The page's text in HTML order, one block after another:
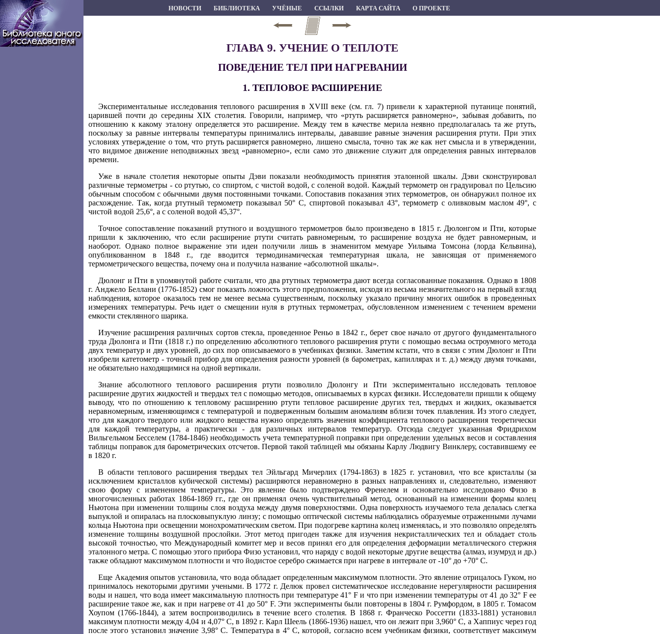
НОВОСТИ БИБЛИОТЕКА УЧЁНЫЕ ССЫЛКИ КАРТА САЙТА О ПРОЕКТЕ
ГЛАВА 9. УЧЕНИЕ О ТЕПЛОТЕ
ПОВЕДЕНИЕ ТЕЛ ПРИ НАГРЕВАНИИ
1. ТЕПЛОВОЕ РАСШИРЕНИЕ
Экспериментальные исследования теплового расширения в XVIII веке (см. гл. 7) привели к характерной путанице понятий,
царившей почти до середины XIX столетия. Говорили, например, что «ртуть расширяется равномерно», забывая добавить, по
отношению к какому эталону определяется это расширение. Между тем в качестве мерила неявно предполагалась та же ртуть,
поскольку за равные интервалы температуры принимались интервалы, дававшие равные значения расширения ртути. При этих
условиях утверждение о том, что ртуть расширяется равномерно, лишено смысла, точно так же как нет смысла и в утверждении,
что видимое движение неподвижных звезд «равномерно», если само это движение служит для определения равных интервалов
времени.
Уже в начале столетия некоторые опыты Дэви показали необходимость принятия эталонной шкалы. Дэви сконструировал
различные термометры - со ртутью, со спиртом, с чистой водой, с соленой водой. Каждый термометр он градуировал по Цельсию
обычным способом с обычными двумя постоянными точками. Сопоставив показания этих термометров, он обнаружил полное их
расхождение. Так, когда ртутный термометр показывал 50° С, спиртовой показывал 43°, термометр с оливковым маслом 49°, с
чистой водой 25,6°, а с соленой водой 45,37°.
Точное сопоставление показаний ртутного и воздушного термометров было произведено в 1815 г. Дюлонгом и Пти, которые
пришли к заключению, что если расширение ртути считать равномерным, то расширение воздуха не будет равномерным, и
наоборот. Однако полное выражение эти идеи получили лишь в знаменитом мемуаре Уильяма Томсона (лорда Кельвина),
опубликованном в 1848 г., где вводится термодинамическая температурная шкала, не зависящая от применяемого
термометрического вещества, почему она и получила название «абсолютной шкалы».
Дюлонг и Пти в упомянутой работе считали, что два ртутных термометра дают всегда согласованные показания. Однако в 1808
г. Анджело Беллани (1776-1852) смог показать ложность этого предположения, исходя из весьма незначительного на первый взгляд
наблюдения, которое оказалось тем не менее весьма существенным, поскольку указало причину многих ошибок в проведенных
измерениях температуры. Речь идет о смещении нуля в ртутных термометрах, обусловленном изменением с течением времени
емкости стеклянного шарика.
Изучение расширения различных сортов стекла, проведенное Реньо в 1842 г., берет свое начало от другого фундаментального
труда Дюлонга и Пти (1818 г.) по определению абсолютного теплового расширения ртути с помощью весьма остроумного метода
двух температур и двух уровней, до сих пор описываемого в учебниках физики. Заметим кстати, что в связи с этим Дюлонг и Пти
изобрели катетометр - точный прибор для определения разности уровней (в барометрах, капиллярах и т. д.) между двумя точками,
не обязательно находящимися на одной вертикали.
Знание абсолютного теплового расширения ртути позволило Дюлонгу и Пти экспериментально исследовать тепловое
расширение других жидкостей и твердых тел с помощью методов, описываемых в курсах физики. Исследователи пришли к общему
выводу, что по отношению к тепловому расширению ртути тепловое расширение других тел, твердых и жидких, оказывается
неравномерным, изменяющимся с температурой и подверженным большим аномалиям вблизи точек плавления. Из этого следует,
что для каждого твердого или жидкого вещества нужно определять значения коэффициента теплового расширения теоретически
для каждой температуры, а практически - для различных интервалов температур. Отсюда следует указанная Фридрихом
Вильгельмом Бесселем (1784-1846) необходимость учета температурной поправки при определении удельных весов и составления
таблицы поправок для барометрических отсчетов. Первой такой таблицей мы обязаны Карлу Людвигу Винклеру, составившему ее
в 1820 г.
В области теплового расширения твердых тел Эйльгард Мичерлих (1794-1863) в 1825 г. установил, что все кристаллы (за
исключением кристаллов кубической системы) расширяются неравномерно в разных направлениях и, следовательно, изменяют
свою форму с изменением температуры. Это явление было подтверждено Френелем и основательно исследовано Физо в
многочисленных работах 1864-1869 гг., где он применял очень чувствительный метод, основанный на изменении формы колец
Ньютона при изменении толщины слоя воздуха между двумя поверхностями. Одна поверхность изучаемого тела делалась слегка
выпуклой и опиралась на плосковыпуклую линзу; с помощью оптической системы наблюдались образуемые отраженными лучами
кольца Ньютона при освещении монохроматическим светом. При подогреве картина колец изменялась, и это позволяло определять
изменение толщины воздушной прослойки. Этот метод пригоден также для изучения некристаллических тел и обладает столь
высокой точностью, что Международный комитет мер и весов принял его для определения деформации металлического стержня
эталонного метра. С помощью этого прибора Физо установил, что наряду с водой некоторые другие вещества (алмаз, изумруд и др.)
также обладают максимумом плотности и что йодистое серебро сжимается при нагреве в интервале от -10° до +70° С.
Еще Академия опытов установила, что вода обладает определенным максимумом плотности. Это явление отрицалось Гуком, но
принималось некоторыми другими учеными. В 1772 г. Делюк провел систематическое исследование нерегулярности расширения
воды и нашел, что вода имеет максимальную плотность при температуре 41° F и что при изменении температуры от 41 до 32° F ее
расширение такое же, как и при нагреве от 41 до 50° F. Эти эксперименты были повторены в 1804 г. Румфордом, в 1805 г. Томасом
Хоупом (1766-1844), а затем воспроизводились в течение всего столетия. В 1868 г. Франческо Россетти (1833-1881) установил
максимум плотности между 4,04 и 4,07° С, в 1892 г. Карл Шеель (1866-1936) нашел, что он лежит при 3,960° С, а Хаппиус через год
после этого установил значение 3,98° С. Температура в 4° С, которой, согласно всем учебникам физики, соответствует максимум